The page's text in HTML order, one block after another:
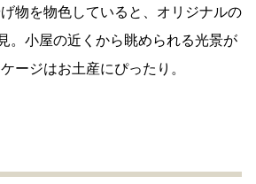
物を物色していると、オリジナルの
。小屋の近くから眺められる光景が
ージはお土産にぴったり。